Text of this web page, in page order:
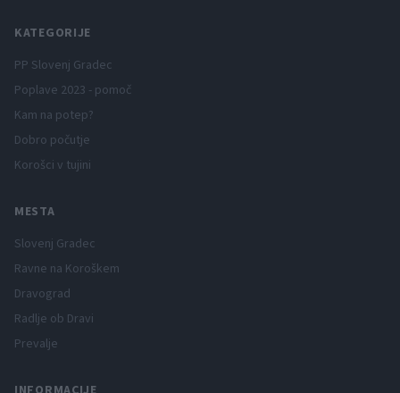
KATEGORIJE
PP Slovenj Gradec
Poplave 2023 - pomoč
Kam na potep?
Dobro počutje
Korošci v tujini
MESTA
Slovenj Gradec
Ravne na Koroškem
Dravograd
Radlje ob Dravi
Prevalje